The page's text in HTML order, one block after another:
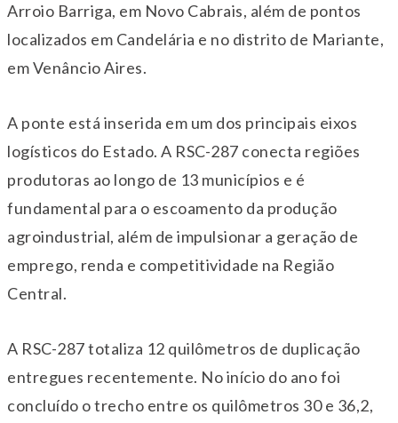
Arroio Barriga, em Novo Cabrais, além de pontos
localizados em Candelária e no distrito de Mariante,
em Venâncio Aires.
A ponte está inserida em um dos principais eixos
logísticos do Estado. A RSC-287 conecta regiões
produtoras ao longo de 13 municípios e é
fundamental para o escoamento da produção
agroindustrial, além de impulsionar a geração de
emprego, renda e competitividade na Região
Central.
A RSC-287 totaliza 12 quilômetros de duplicação
entregues recentemente. No início do ano foi
concluído o trecho entre os quilômetros 30 e 36,2,